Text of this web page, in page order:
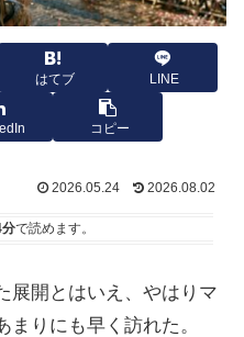
はてブ LINE
コピー
2026.05.24 2026.08.02
で読めます。
展開とはいえ、やはりマ
まりにも早く訪れた。